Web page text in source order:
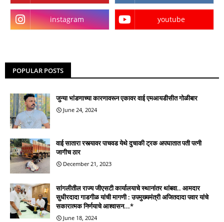
instagram youtube
POPULAR POSTS
जुन्या भांडणाच्या कारणावरून एकावर वाई एमआयडीसीत गोळीबार
June 24, 2024
वाई सातारा रस्त्यावर पाचवड येथे दुचाकी ट्रक अपघातात पती पत्नी
जागीच ठार
December 21, 2023
सांगलीतील राज्य जीएसटी कार्यालयाचे स्थानांतर थांबवा.. आमदार
सुधीरदादा गाडगीळ यांची मागणी : उपमुख्यमंत्री अजितदादा पवार यांचे
सकारात्मक निर्णयाचे आश्वासन...*
June 18, 2024